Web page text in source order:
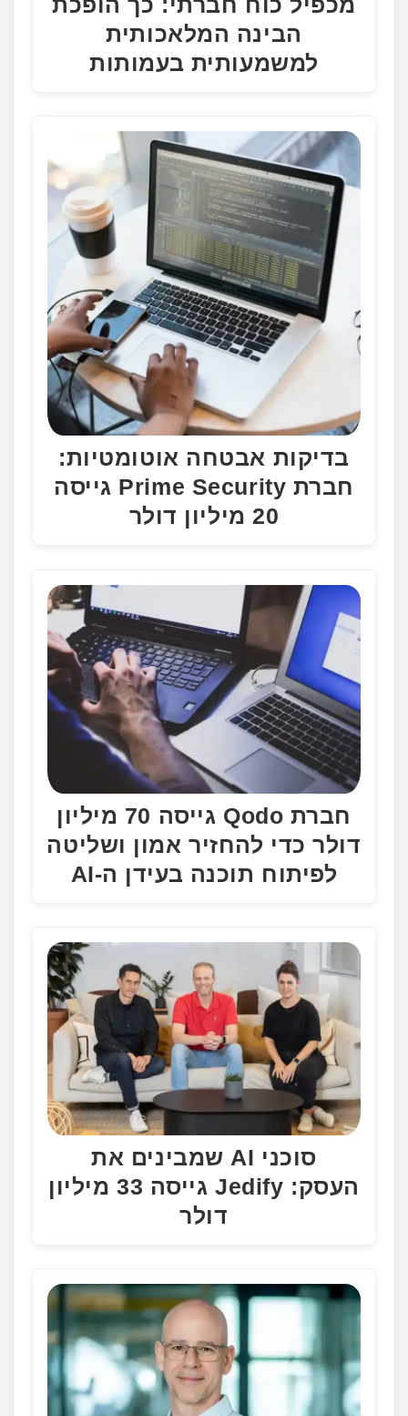
הבינה המלאכותית
למשמעותית בעמותות
בדיקות אבטחה אוטומטיות:
חברת Prime Security גייסה
20 מיליון דולר
חברת Qodo גייסה 70 מיליון
דולר כדי להחזיר אמון ושליטה
לפיתוח תוכנה בעידן ה-AI
סוכני AI שמבינים את
העסק: Jedify גייסה 33 מיליון
דולר